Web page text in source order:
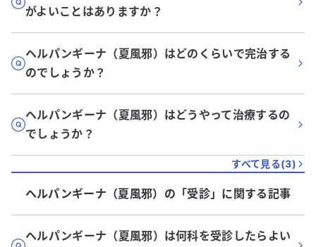
がよいことはありますか？
ヘルパンギーナ（夏風邪）はどのくらいで完治する
のでしょうか？
ヘルパンギーナ（夏風邪）はどうやって治療するの
でしょうか？
すべて見る(3)
ヘルパンギーナ（夏風邪） の「受診」に関する記事
ヘルパンギーナ（夏風邪）は何科を受診したらよい